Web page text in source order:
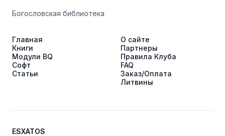
Богословская библиотека
Главная
Книги
Модули BQ
Софт
Статьи
О сайте
Партнеры
Правила Клуба
FAQ
Заказ/Оплата
Литвины
ESXATOS